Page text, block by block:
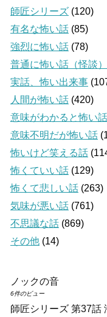
師匠シリーズ (120)
有名な怖い話 (85)
強烈に怖い話 (78)
普通に怖い話（怪談）
実話、怖い出来事
人間が怖い話 (420)
意味がわかると怖い話
意味不明だが怖い話
怖いけど笑える話
怖くていい話 (129)
怖くて悲しい話 (263)
気味が悪い話 (761)
不思議な話 (869)
その他 (14)
ノックの音
6件のビュー
師匠シリーズ 第37話